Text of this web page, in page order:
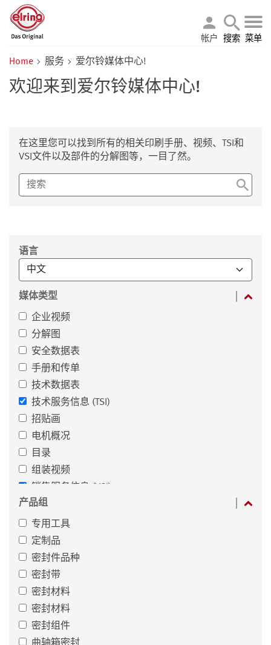
帐户 搜索 菜单
Home 服务 爱尔铃媒体中心!
欢迎来到爱尔铃媒体中心!
在这里您可以找到所有的相关印刷手册、视频、TSI和
VSI文件以及部件的分解图等，一目了然。
筛选
语言
媒体类型
企业视频
分解图
安全数据表
手册和传单
技术数据表
技术服务信息 (TSI)
招贴画
电机概况
目录
组装视频
产品组
专用工具
定制品
密封件品种
密封带
密封材料
密封材料
密封组件